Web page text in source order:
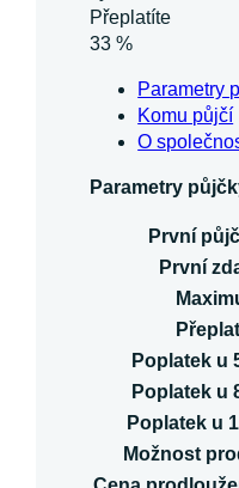
Přeplatíte
33 %
Parametry
Komu půjčí
O
Parametry
První
První
Poplatek u
Poplatek u
Poplatek u
Možnost